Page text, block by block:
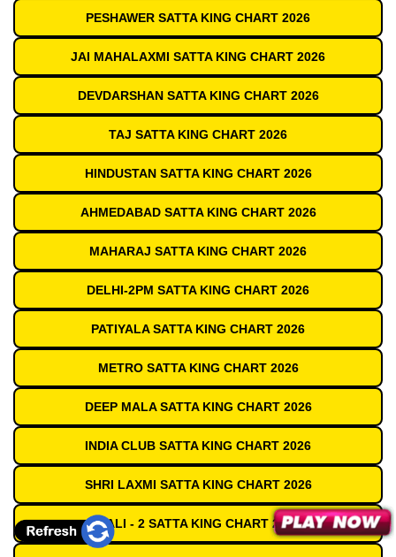
PESHAWER SATTA KING CHART 2026
JAI MAHALAXMI SATTA KING CHART 2026
DEVDARSHAN SATTA KING CHART 2026
TAJ SATTA KING CHART 2026
HINDUSTAN SATTA KING CHART 2026
AHMEDABAD SATTA KING CHART 2026
MAHARAJ SATTA KING CHART 2026
DELHI-2PM SATTA KING CHART 2026
PATIYALA SATTA KING CHART 2026
METRO SATTA KING CHART 2026
DEEP MALA SATTA KING CHART 2026
INDIA CLUB SATTA KING CHART 2026
SHRI LAXMI SATTA KING CHART 2026
GALI - 2 SATTA KING CHART 2026